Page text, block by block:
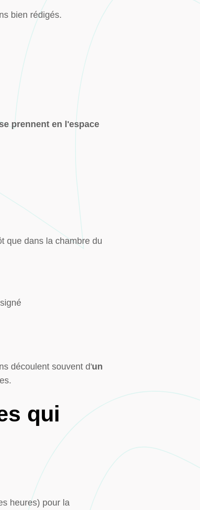
bien rédigés.
prennent en l'espace
que dans la chambre du
découlent souvent d'un
qui
heures) pour la